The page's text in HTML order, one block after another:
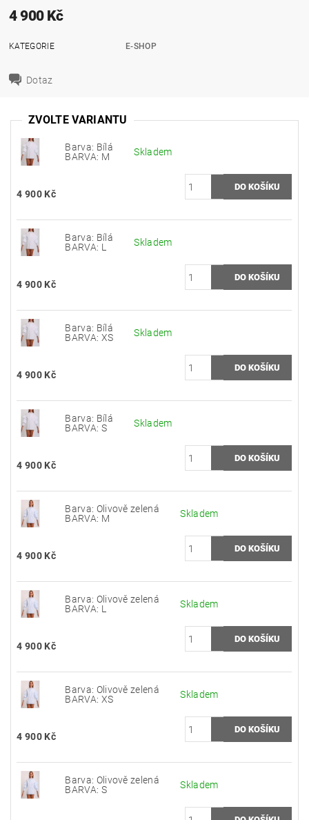
4 900 Kč
KATEGORIE E-SHOP
Dotaz
ZVOLTE VARIANTU
Barva: Bílá
BARVA: M
Skladem
4 900 Kč
Barva: Bílá
BARVA: L
Skladem
4 900 Kč
Barva: Bílá
BARVA: XS
Skladem
4 900 Kč
Barva: Bílá
BARVA: S
Skladem
4 900 Kč
Barva: Olivově zelená
BARVA: M
Skladem
4 900 Kč
Barva: Olivově zelená
BARVA: L
Skladem
4 900 Kč
Barva: Olivově zelená
BARVA: XS
Skladem
4 900 Kč
Barva: Olivově zelená
BARVA: S
Skladem